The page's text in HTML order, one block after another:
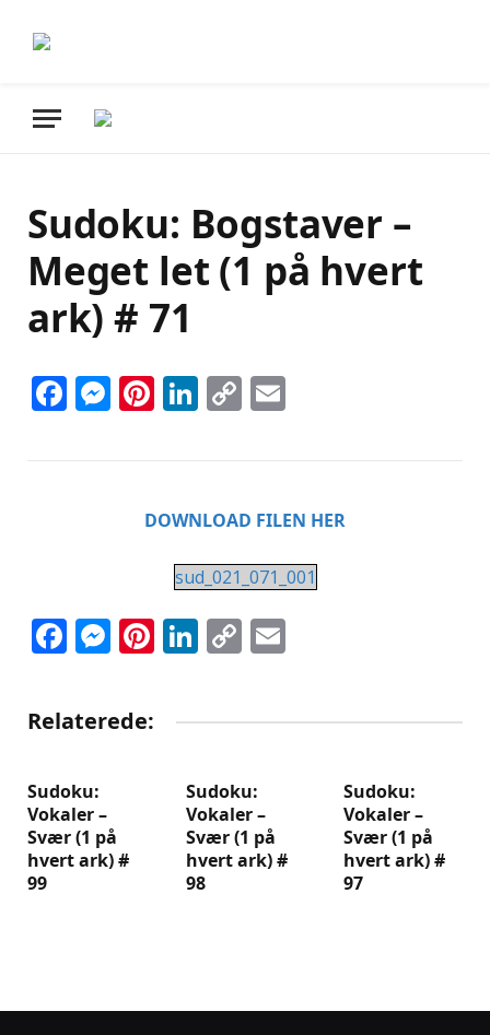
Sudoku: Bogstaver –
Meget let (1 på hvert
ark) # 71
Facebook
Messenger
Pinterest
LinkedIn
Copy
DOWNLOAD FILEN HER
sud_021_071_001
Facebook
Messenger
Pinterest
LinkedIn
Copy
Relaterede:
Sudoku:
Vokaler –
Svær (1 på
hvert ark) #
99
Sudoku:
Vokaler –
Svær (1 på
hvert ark) #
98
Sudoku:
Vokaler –
Svær (1 på
hvert ark) #
97